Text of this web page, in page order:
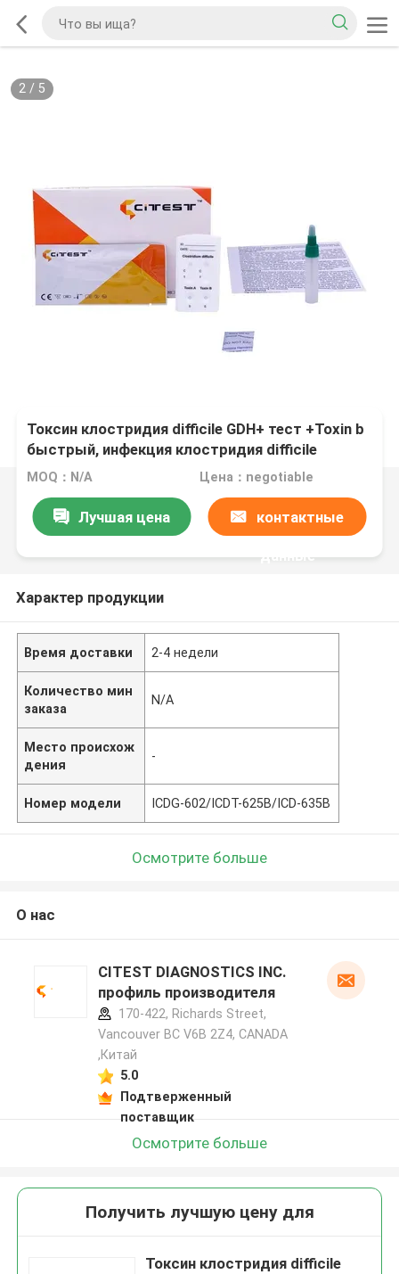
2/ 5
Токсин клостридия difficile GDH+ тест +Toxin b
быстрый, инфекция клостридия difficile
MOQ：N/A Цена：negotiable
Лучшая цена контактные
данные
Характер продукции
Время доставки 2-4 недели
Количество мин
заказа
N/A
Место происхож
дения
-
Номер модели ICDG-602/ICDT-625B/ICD-635B
Осмотрите больше
О нас
CITEST DIAGNOSTICS INC.
профиль производителя
170-422, Richards Street,
Vancouver BC V6B 2Z4, CANADA
,Китай
5.0
Подтверженный
поставщик
Осмотрите больше
Получить лучшую цену для
Токсин клостридия difficile